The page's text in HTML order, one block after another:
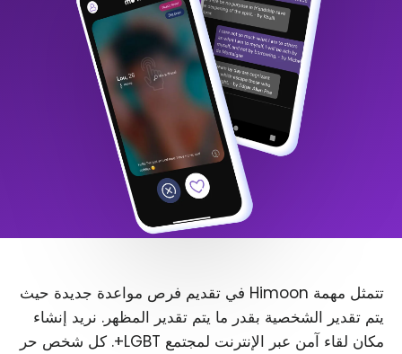
تتمثل مهمة Himoon في تقديم فرص مواعدة جديدة حيث
يتم تقدير الشخصية بقدر ما يتم تقدير المظهر. نريد إنشاء
مكان لقاء آمن عبر الإنترنت لمجتمع LGBT+. كل شخص حر